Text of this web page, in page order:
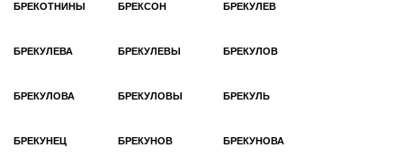
БРЕКОТНИНЫ БРЕКСОН БРЕКУЛЕВ
БРЕКУЛЕВА БРЕКУЛЕВЫ БРЕКУЛОВ
БРЕКУЛОВА БРЕКУЛОВЫ БРЕКУЛЬ
БРЕКУНЕЦ БРЕКУНОВ БРЕКУНОВА